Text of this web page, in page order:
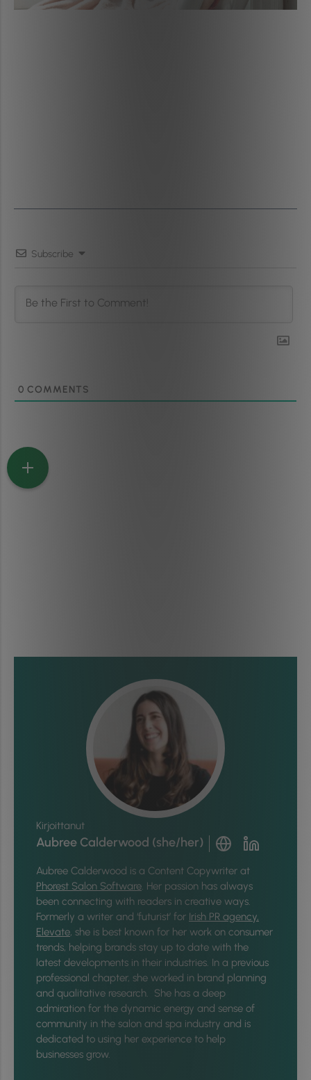
Subscribe
0 COMMENTS
Kirjoittanut
Aubree Calderwood (she/her)
Aubree Calderwood is a Content Copywriter at
Phorest Salon Software . Her passion has always
been connecting with readers in creative ways.
Formerly a writer and ‘futurist’ for Irish PR agency,
Elevate, she is best known for her work on consumer
trends, helping brands stay up to date with the
latest developments in their industries. In a previous
professional chapter, she worked in brand planning
and qualitative research. She has a deep
admiration for the dynamic energy and sense of
community in the salon and spa industry and is
dedicated to using her experience to help
businesses grow.